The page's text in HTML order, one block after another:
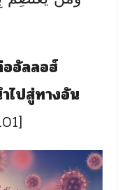
อัลลอฮ์
ไปสู่ทางอัน